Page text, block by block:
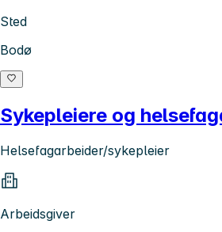
Sted
Bodø
Sykepleiere og
Helsefagarbeider/sykepleier
Arbeidsgiver